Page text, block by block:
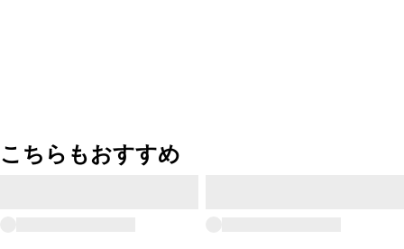
こちらもおすすめ